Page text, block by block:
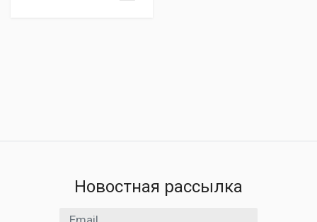
Новостная рассылка
Email адрес